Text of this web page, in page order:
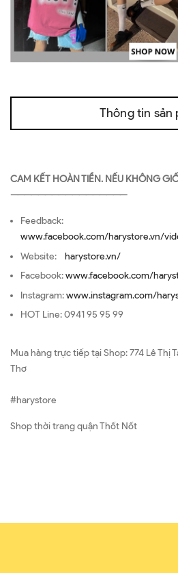
Thông tin sản
CAM KẾT HOÀN TIỀN. NẾU KHÔNG
—————————————————
Feedback:
www.facebook.com/harystore.vn/
Website: harystore.vn/
Facebook:www.facebook.com/
Instagram:www.instagram.com/
HOT Line: 0941 95 95 99
Mua hàng trực tiếp tại Shop: 774 Lê Thị
Thơ
#harystore
Shop thời trang quận Thốt Nốt